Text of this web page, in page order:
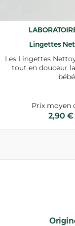
Lingettes
Les Lingettes
tout en douceur
Prix moyen
2,90 €